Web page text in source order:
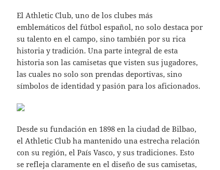
El Athletic Club, uno de los clubes más
emblemáticos del fútbol español, no solo destaca por
su talento en el campo, sino también por su rica
historia y tradición. Una parte integral de esta
historia son las camisetas que visten sus jugadores,
las cuales no solo son prendas deportivas, sino
símbolos de identidad y pasión para los aficionados.
Desde su fundación en 1898 en la ciudad de Bilbao,
el Athletic Club ha mantenido una estrecha relación
con su región, el País Vasco, y sus tradiciones. Esto
se refleja claramente en el diseño de sus camisetas,